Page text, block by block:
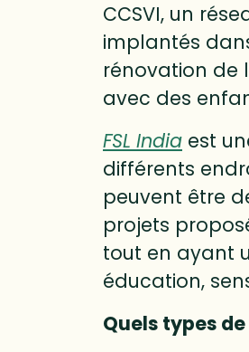
CCSVI, un
implantés
rénovation de
avec des
FSL India est
différents
peuvent être
projets
tout en ayant
éducation,
Quels types